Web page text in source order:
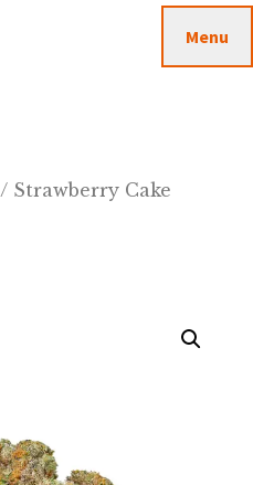
Menu
/ Strawberry Cake